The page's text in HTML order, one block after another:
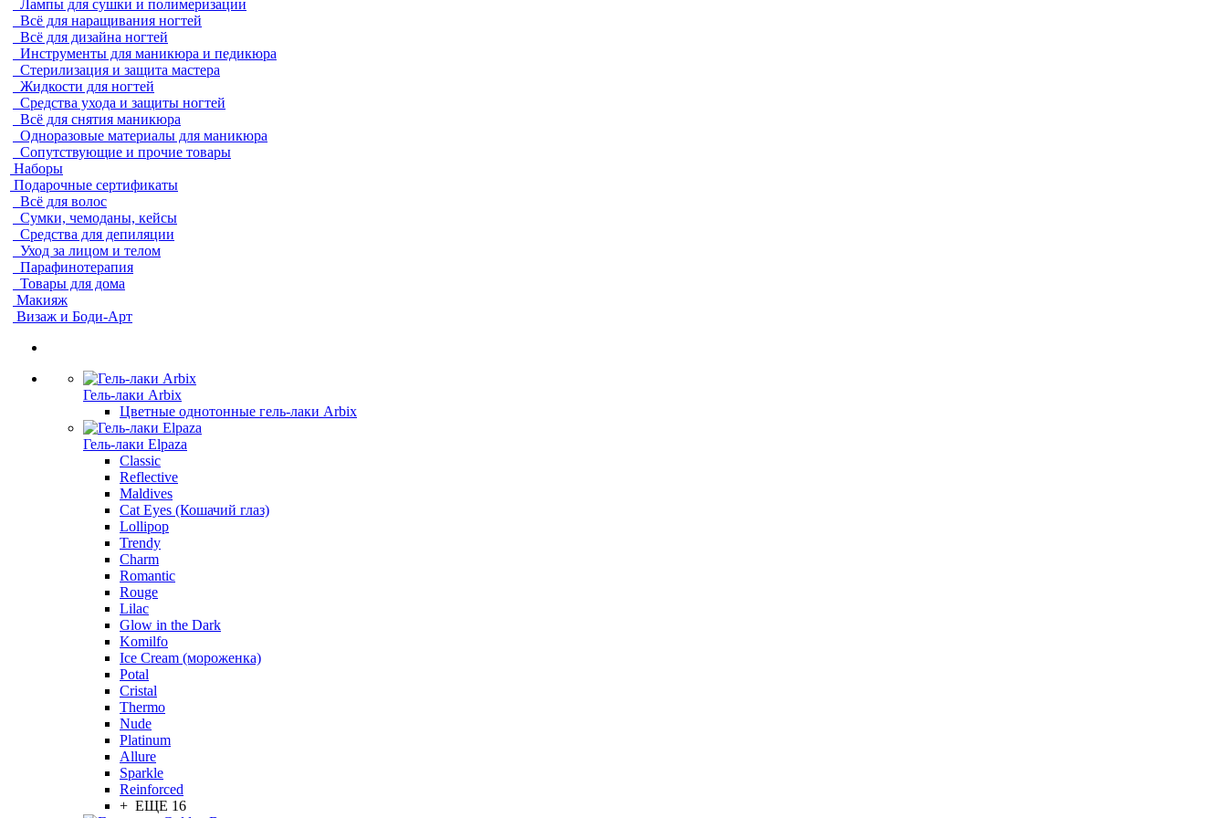
Лампы для сушки и полимеризации
Всё для наращивания ногтей
Всё для дизайна ногтей
Инструменты для маникюра и педикюра
Стерилизация и защита мастера
Жидкости для ногтей
Средства ухода и защиты ногтей
Всё для снятия маникюра
Одноразовые материалы для маникюра
Сопутствующие и прочие товары
Наборы
Подарочные сертификаты
Всё для волос
Сумки, чемоданы, кейсы
Средства для депиляции
Уход за лицом и телом
Парафинотерапия
Товары для дома
Макияж
Визаж и Боди-Арт
Гель-лаки Arbix
Цветные однотонные гель-лаки Arbix
Гель-лаки Elpaza
Classic
Reflective
Maldives
Cat Eyes (Кошачий глаз)
Lollipop
Trendy
Charm
Romantic
Rouge
Lilac
Glow in the Dark
Komilfo
Ice Cream (мороженка)
Potal
Cristal
Thermo
Nude
Platinum
Allure
Sparkle
Reinforced
+ ЕЩЕ 16